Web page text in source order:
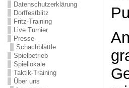
Datenschutzerklärung
Dorffestblitz
Fritz-Training
Live Turnier
Presse
Schachblättle
Spielbetrieb
Spiellokale
Taktik-Training
Über uns